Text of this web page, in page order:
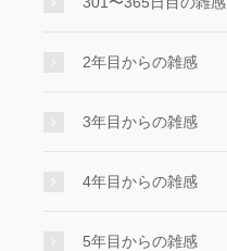
2年目からの雑感
3年目からの雑感
4年目からの雑感
5年目からの雑感